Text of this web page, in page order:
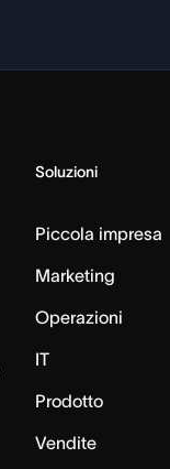
Soluzioni
Piccola impresa
Marketing
Operazioni
IT
Prodotto
Vendite